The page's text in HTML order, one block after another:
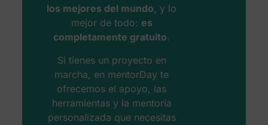
los mejores del mundo, y lo
mejor de todo: es
completamente gratuito.
Si tienes un proyecto en
marcha, en mentorDay te
ofrecemos el apoyo, las
herramientas y la mentoría
personalizada que necesitas